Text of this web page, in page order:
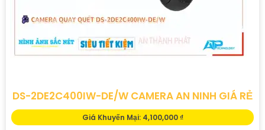
DS-2DE2C400IW-DE/W CAMERA AN NINH GIÁ RẺ
Giá Khuyến Mại: 4,100,000 ₫